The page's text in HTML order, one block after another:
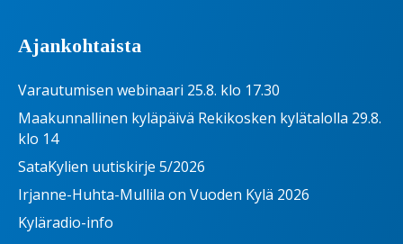
Ajankohtaista
Varautumisen webinaari 25.8. klo 17.30
Maakunnallinen kyläpäivä Rekikosken kylätalolla 29.8.
klo 14
SataKylien uutiskirje 5/2026
Irjanne-Huhta-Mullila on Vuoden Kylä 2026
Kyläradio-info